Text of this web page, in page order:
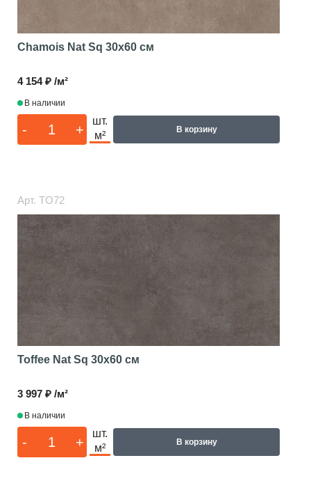
Chamois Nat Sq 30x60 см
4 154 ₽ /м²
В наличии
- +
шт.
м²
В корзину
Арт. TO72
Toffee Nat Sq 30x60 см
3 997 ₽ /м²
В наличии
- +
шт.
м²
В корзину